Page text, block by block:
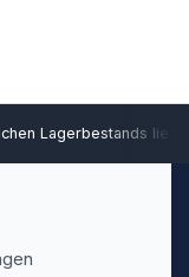
Lagerbestands